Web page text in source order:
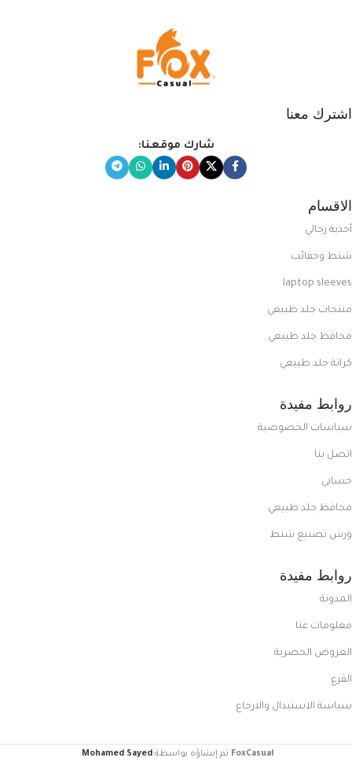
اشترك معنا
شارك موقعنا:
الاقسام
أحذية رجالي
شنط وحقائب
laptop sleeves
منتجات جلد طبيعي
محافظ جلد طبيعي
كراتة جلد طبيعي
روابط مفيدة
سياسات الخصوصية
اتصل بنا
حسابي
محافظ جلد طبيعي
ورش تصنيع شنط
روابط مفيدة
المدونة
معلومات عنا
العروض الحصرية
الفرع
سياسة الاستبدال والارجاع
FoxCasual تم إنشاؤه بواسطةMohamed Sayed
.